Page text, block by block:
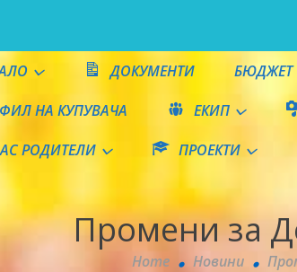
ДОКУМЕНТИ БЮДЖЕТ
НА КУПУВАЧА
ЕКИП
РОДИТЕЛИ
ПРОЕКТИ
Промени за
Home Новини